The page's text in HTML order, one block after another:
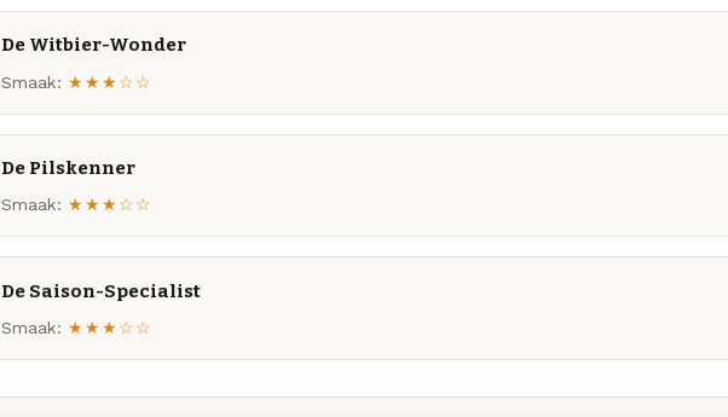
De Witbier-Wonder
Smaak: ★★★☆☆
De Pilskenner
Smaak: ★★★☆☆
De Saison-Specialist
Smaak: ★★★☆☆